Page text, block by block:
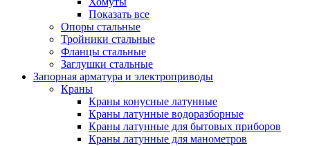
Показать все
Опоры стальные
Тройники стальные
Фланцы стальные
Заглушки стальные
Запорная арматура и электроприводы
Краны
Краны конусные латунные
Краны латунные водоразборные
Краны латунные для бытовых приборов
Краны латунные для манометров